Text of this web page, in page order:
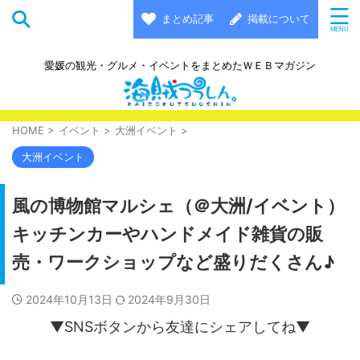
まとめ記事 掲載について
愛媛の観光・グルメ・イベントをまとめたＷＥＢマガジン
HOME > イベント > 大洲イベント >
大洲イベント
風の博物館マルシェ（＠大洲/イベント）
キッチンカーやハンドメイド雑貨の販
売・ワークショップなど盛りだくさん♪
2024年10月13日 2024年9月30日
▼SNSボタンから友達にシェアしてね▼